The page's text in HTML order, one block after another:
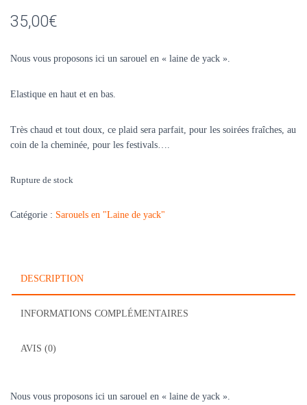
35,00€
Nous vous proposons ici un sarouel en « laine de yack ».
Elastique en haut et en bas.
Très chaud et tout doux, ce plaid sera parfait, pour les soirées fraîches, au
coin de la cheminée, pour les festivals….
Rupture de stock
Catégorie : Sarouels en "Laine de yack"
DESCRIPTION
INFORMATIONS COMPLÉMENTAIRES
AVIS (0)
Nous vous proposons ici un sarouel en « laine de yack ».